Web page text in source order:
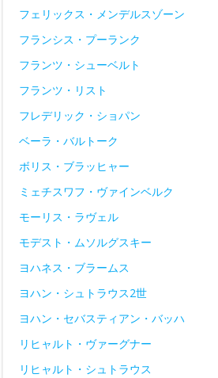
フェリックス・メンデルスゾーン
フランシス・プーランク
フランツ・シューベルト
フランツ・リスト
フレデリック・ショパン
ベーラ・バルトーク
ボリス・ブラッヒャー
ミェチスワフ・ヴァインベルク
モーリス・ラヴェル
モデスト・ムソルグスキー
ヨハネス・ブラームス
ヨハン・シュトラウス2世
ヨハン・セバスティアン・バッハ
リヒャルト・ヴァーグナー
リヒャルト・シュトラウス